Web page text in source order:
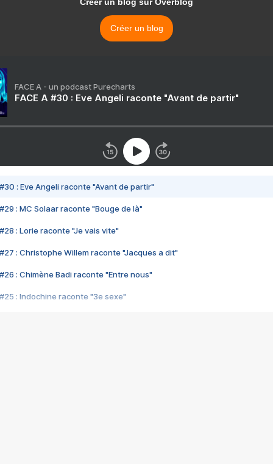
Créer un blog
FACE A - un podcast Purecharts
FACE A #30 : Eve Angeli raconte "Avant de partir"
#30 : Eve Angeli raconte "Avant de partir"
#29 : MC Solaar raconte "Bouge de là"
#28 : Lorie raconte "Je vais vite"
#27 : Christophe Willem raconte "Jacques a dit"
#26 : Chimène Badi raconte "Entre nous"
#25 : Indochine raconte "3e sexe"